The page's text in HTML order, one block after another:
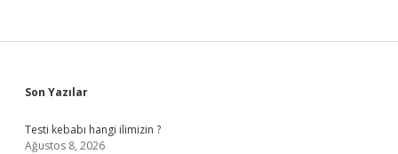
Sidebar
Son Yazılar
Testi kebabı hangi ilimizin ?
Ağustos 8, 2026